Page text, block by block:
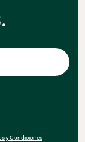
y Condiciones